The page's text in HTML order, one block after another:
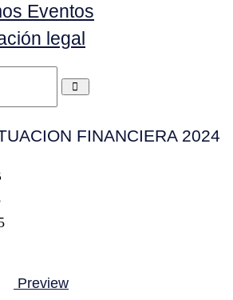
Eventos
legal
FINANCIERA 2024
Preview